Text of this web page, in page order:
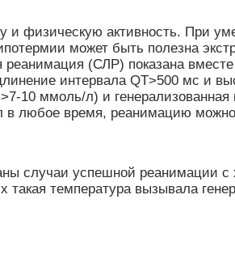
физическую активность. При
может быть полезна
реанимация (СЛР) показана
интервала QT>500 мс и
10 ммоль/л) и
в любое время, реанимацию можно
случаи успешной реанимации
температура вызывала